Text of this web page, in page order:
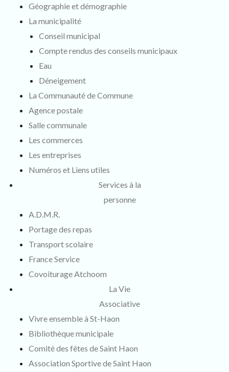
Géographie et démographie
La municipalité
Conseil municipal
Compte rendus des conseils municipaux
Eau
Déneigement
La Communauté de Commune
Agence postale
Salle communale
Les commerces
Les entreprises
Numéros et Liens utiles
Services à la
personne
A.D.M.R.
Portage des repas
Transport scolaire
France Service
Covoiturage Atchoom
La Vie
Associative
Vivre ensemble à St-Haon
Bibliothèque municipale
Comité des fêtes de Saint Haon
Association Sportive de Saint Haon